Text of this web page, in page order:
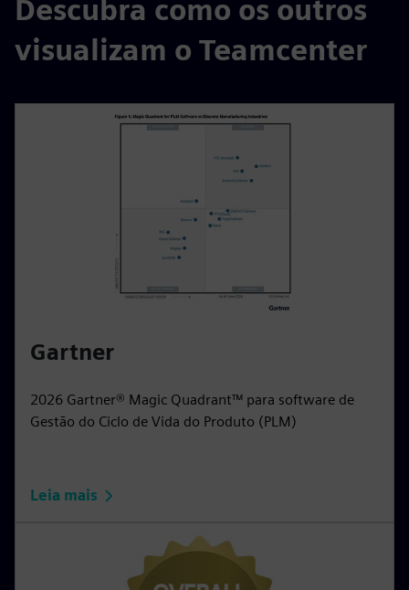
Descubra como os outros
visualizam o Teamcenter
Gartner
2026 Gartner® Magic Quadrant™ para software de
Gestão do Ciclo de Vida do Produto (PLM)
Leia mais